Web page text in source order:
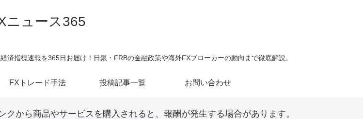
ニュース365
指標速報を365日お届け！日銀・FRBの金融政策や海外FXブローカーの動向まで徹底解説。
FXトレード手法 投稿記事一覧 お問い合わせ
から商品やサービスを購入されると、報酬が発生する場合があります。